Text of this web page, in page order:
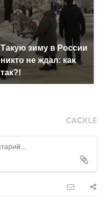
Такую зиму в России
никто не ждал: как
так?!